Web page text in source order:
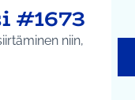
niin,